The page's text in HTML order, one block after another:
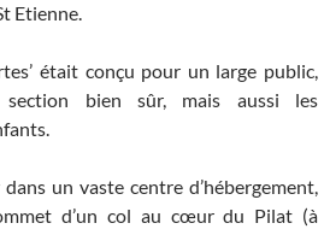
Etienne.
était conçu pour un large public,
bien sûr, mais aussi les
un vaste centre d’hébergement,
d’un col au cœur du Pilat (à